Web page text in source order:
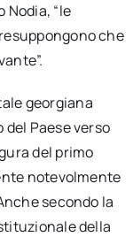
Nodia, “le
che
georgiana
Paese verso
del primo
notevolmente
secondo la
della